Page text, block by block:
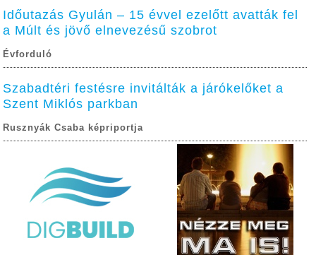
Időutazás Gyulán – 15 évvel ezelőtt avatták fel
a Múlt és jövő elnevezésű szobrot
Évforduló
Szabadtéri festésre invitálták a járókelőket a
Szent Miklós parkban
Rusznyák Csaba képriportja